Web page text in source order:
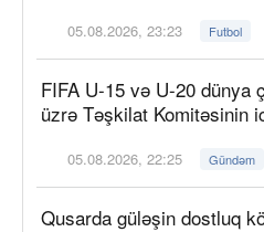
05.08.2026, 23:23 Futbol
FIFA U-15 və U-20 dünya
üzrə Təşkilat Komitəsinin
05.08.2026, 22:25 Gündəm
Qusarda güləşin dostluq